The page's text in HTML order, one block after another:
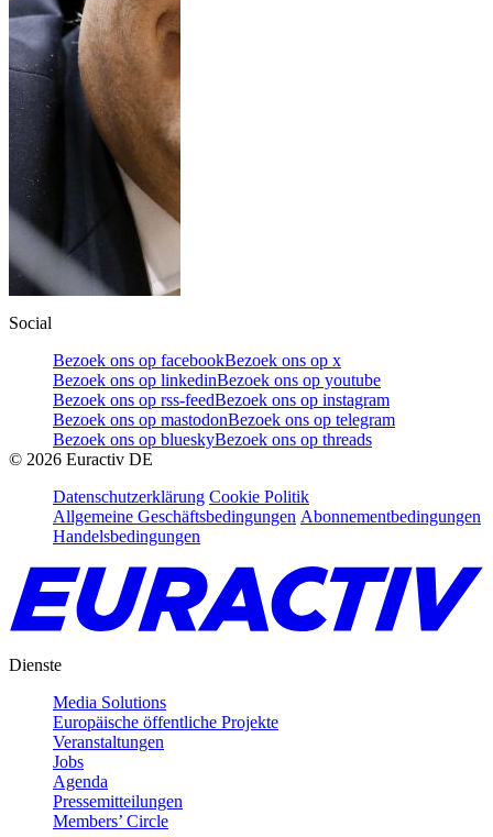
Social
Bezoek ons op facebookBezoek ons op x
Bezoek ons op linkedinBezoek ons op youtube
Bezoek ons op rss-feedBezoek ons op instagram
Bezoek ons op mastodonBezoek ons op telegram
Bezoek ons op blueskyBezoek ons op threads
© 2026 Euractiv DE
Datenschutzerklärung Cookie Politik
Allgemeine Geschäftsbedingungen Abonnementbedingungen
Handelsbedingungen
Dienste
Media Solutions
Europäische öffentliche Projekte
Veranstaltungen
Jobs
Agenda
Pressemitteilungen
Members’ Circle